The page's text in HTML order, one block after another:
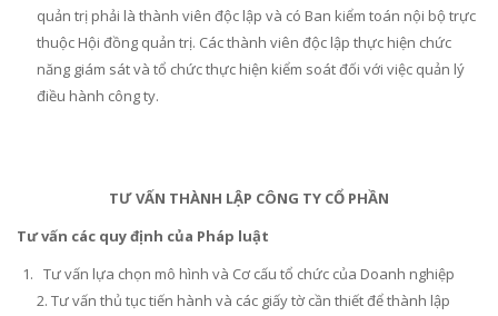
quản trị phải là thành viên độc lập và có Ban kiểm toán nội bộ trực
thuộc Hội đồng quản trị. Các thành viên độc lập thực hiện chức
năng giám sát và tổ chức thực hiện kiểm soát đối với việc quản lý
điều hành công ty.
TƯ VẤN THÀNH LẬP CÔNG TY CỔ PHẦN
Tư vấn các quy định của Pháp luật
Tư vấn lựa chọn mô hình và Cơ cấu tổ chức của Doanh nghiệp
2. Tư vấn thủ tục tiến hành và các giấy tờ cần thiết để thành lập